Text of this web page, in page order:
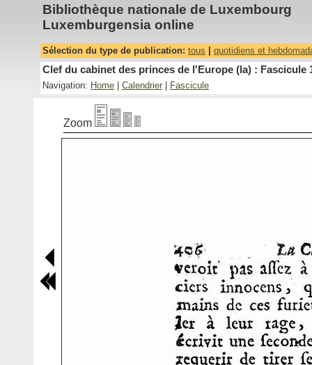
Bibliothèque nationale de Luxembourg
Luxemburgensia online
Sélection du type de publication: tous quotidiens et
Clef du cabinet des princes de l'Europe (la) : Fascicule
Navigation: Home Calendrier Fascicule
Zoom